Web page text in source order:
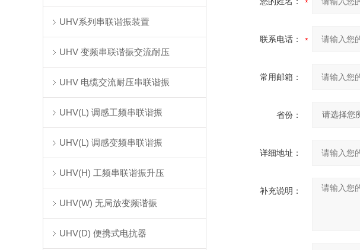
UHV系列串联谐振装置
UHV 变频串联谐振交流耐压
UHV 电缆交流耐压串联谐振
UHV(L) 调感工频串联谐振
UHV(L) 调感变频串联谐振
UHV(H) 工频串联谐振升压
UHV(W) 无局放变频谐振
UHV(D) 便携式电抗器
联系电话：
常用邮箱：
省份：
详细地址：
补充说明：